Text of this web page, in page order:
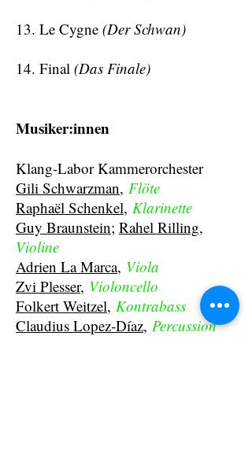
13. Le Cygne (Der Schwan)
14. Final (Das Finale)
Musiker:innen
Klang-Labor Kammerorchester
Gili Schwarzman, Flöte
Raphaël Schenkel, Klarinette
Guy Braunstein; Rahel Rilling,
Violine
Adrien La Marca, Viola
Zvi Plesser, Violoncello
Folkert Weitzel, Kontrabass
Claudius Lopez-Díaz, Percussion